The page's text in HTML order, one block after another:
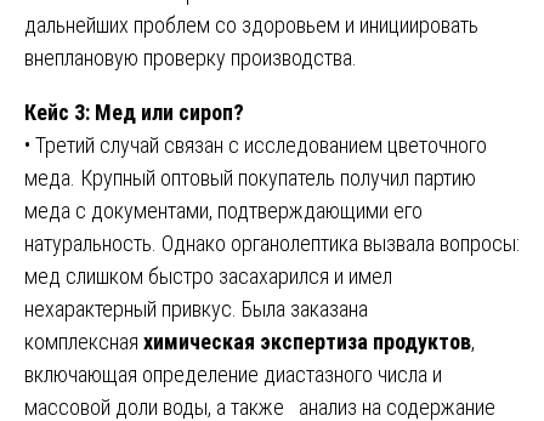
дальнейших проблем со здоровьем и инициировать
внеплановую проверку производства.
Кейс 3: Мед или сироп?
• Третий случай связан с исследованием цветочного
меда. Крупный оптовый покупатель получил партию
меда с документами, подтверждающими его
натуральность. Однако органолептика вызвала вопросы:
мед слишком быстро засахарился и имел
нехарактерный привкус. Была заказана
комплексная химическая экспертиза продуктов,
включающая определение диастазного числа и
массовой доли воды, а также анализ на содержание